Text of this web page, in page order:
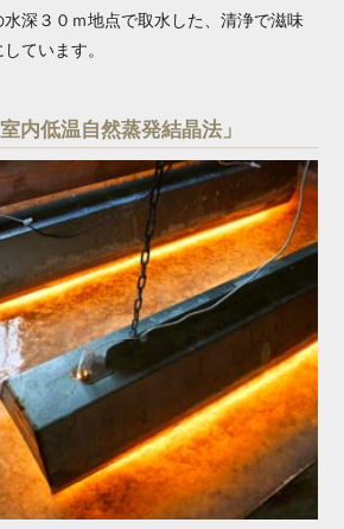
深３０ｍ地点で取水した、清浄で滋味
ています。
内低温自然蒸発結晶法」